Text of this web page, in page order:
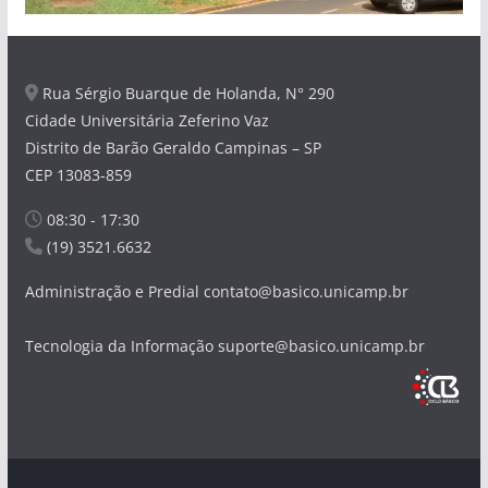
Rua Sérgio Buarque de Holanda, N° 290
Cidade Universitária Zeferino Vaz
Distrito de Barão Geraldo Campinas – SP
CEP 13083-859
08:30 - 17:30
(19) 3521.6632
Administração e Predial contato@basico.unicamp.br
Tecnologia da Informação suporte@basico.unicamp.br